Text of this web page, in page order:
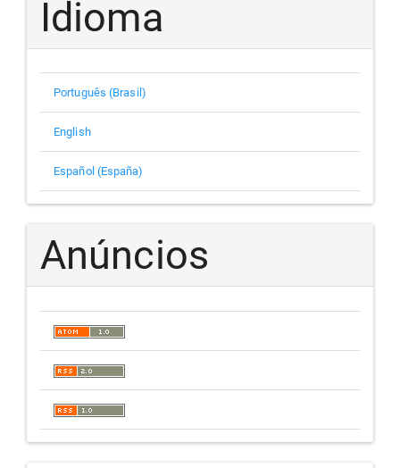
Idioma
Português (Brasil)
English
Español (España)
Anúncios